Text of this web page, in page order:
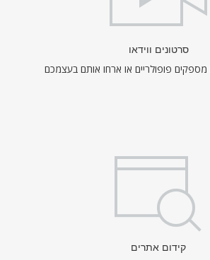
סרטונים ווידאו
מספקים פופולריים או ארחו אותם בעצמכם
קידום אתרים